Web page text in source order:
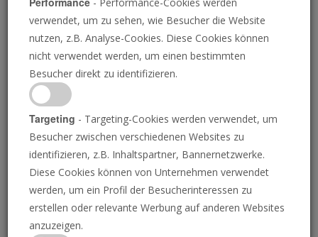
Landtagswahl:
Verfassungsgericht prüft
Kommentar Merkels
N-TV.DE 17.06.2021
“
Die Wahl des FDP-Politikers Thomas
Kemmerich zum thüringischen
verwendet, um zu sehen, wie Besucher die Website
nutzen, z.B. Analyse-Cookies. Diese Cookies können
nicht verwendet werden, um einen bestimmten
Besucher direkt zu identifizieren.
Targeting - Targeting-Cookies werden verwendet, um
Besucher zwischen verschiedenen Websites zu
identifizieren, z.B. Inhaltspartner, Bannernetzwerke.
Diese Cookies können von Unternehmen verwendet
werden, um ein Profil der Besucherinteressen zu
erstellen oder relevante Werbung auf anderen Websites
anzuzeigen.